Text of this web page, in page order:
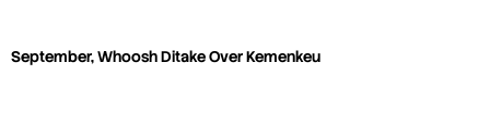
September, Whoosh Ditake Over Kemenkeu